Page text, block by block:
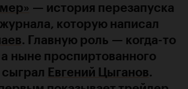
— история перезапуска
которую написал
. Главную роль — когда-то
ныне проспиртованного
Евгений Цыганов.